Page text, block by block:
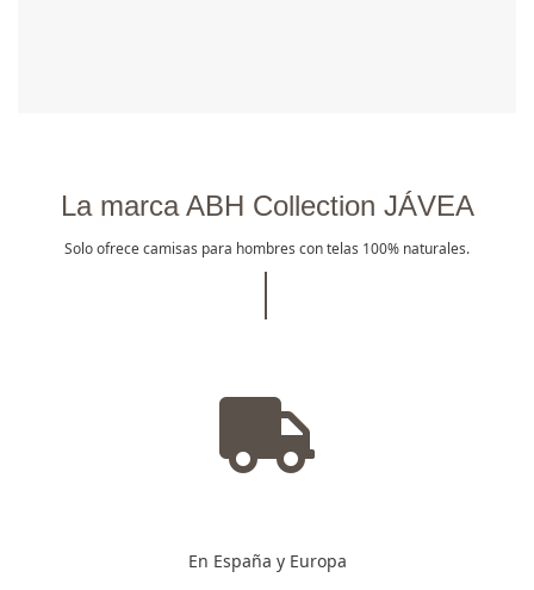
La marca ABH Collection JÁVEA
Solo ofrece camisas para hombres con telas 100% naturales.
En España y Europa